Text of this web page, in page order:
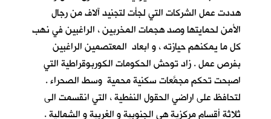
هددت عمل الشركات التي لجأت لتجنيد آلاف من رجال
الأمن لحمايتها وصد هجمات المخربين ، الراغبين في نهب
كل ما يمكنهم حيازته ، و ابعاد المعتصمين الراغبين
بفرص عمل . زاد توحش الحكومات الكوربوقراطية التي
اصبحت تحكم مجمَّعات سكنية محمية وسط الصحراء .
لتحافظ على اراضي الحقول النفطية ، التي انقسمت الى
ثلاثة أقسام مركزية هي الجنوبية و الغربية و الشمالية .